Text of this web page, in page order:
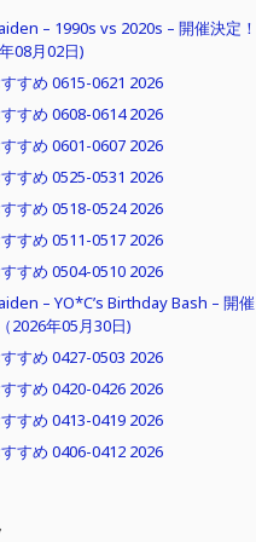
– 1990s vs 2020s – 開催決定！
年08月02日)
すめ 0615-0621 2026
すめ 0608-0614 2026
すめ 0601-0607 2026
すめ 0525-0531 2026
すめ 0518-0524 2026
すめ 0511-0517 2026
すめ 0504-0510 2026
– YO*C’s Birthday Bash – 開催
2026年05月30日)
すめ 0427-0503 2026
すめ 0420-0426 2026
すめ 0413-0419 2026
すめ 0406-0412 2026